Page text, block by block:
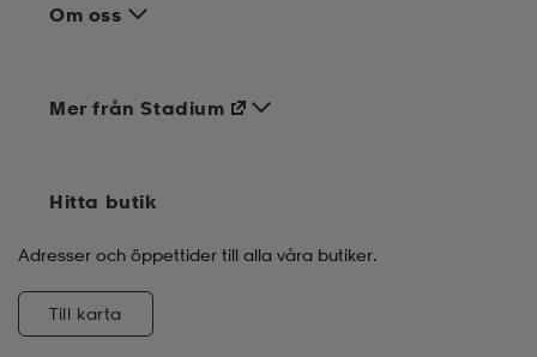
Om oss
Mer från Stadium
Hitta butik
Adresser och öppettider till alla våra butiker.
Till karta